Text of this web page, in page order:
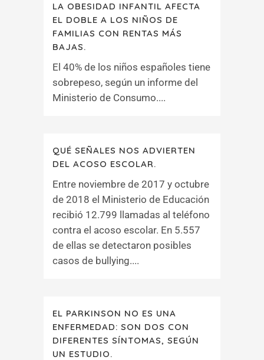
LA OBESIDAD INFANTIL AFECTA
EL DOBLE A LOS NIÑOS DE
FAMILIAS CON RENTAS MÁS
BAJAS.
El 40% de los niños españoles tiene
sobrepeso, según un informe del
Ministerio de Consumo....
QUÉ SEÑALES NOS ADVIERTEN
DEL ACOSO ESCOLAR.
Entre noviembre de 2017 y octubre
de 2018 el Ministerio de Educación
recibió 12.799 llamadas al teléfono
contra el acoso escolar. En 5.557
de ellas se detectaron posibles
casos de bullying....
EL PARKINSON NO ES UNA
ENFERMEDAD: SON DOS CON
DIFERENTES SÍNTOMAS, SEGÚN
UN ESTUDIO.